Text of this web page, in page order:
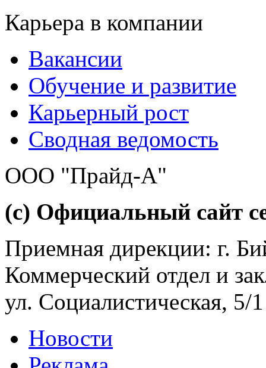
Карьера в компании
Вакансии
Обучение и развитие
Карьерный рост
Сводная ведомость
ООО "Прайд-А"
(с) Официальный сайт
Приемная дирекции: г.
Коммерческий отдел и
ул. Социалистическая, 5/1
Новости